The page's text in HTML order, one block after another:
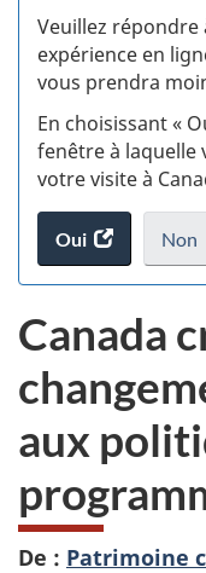
Veuillez
expérience en
vous prendra
En choisissant «
fenêtre à laquelle
votre visite à
Oui
accéder
au
Non
je
pas
au
du
.
Canada
aux
De : Patrimoine